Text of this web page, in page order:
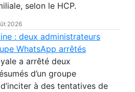
selon le HCP.
2026
: deux administrateurs
WhatsApp arrêtés
a arrêté deux
d’un groupe
à des tentatives de